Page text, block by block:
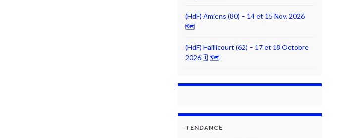
(HdF) Amiens (80) – 14 et 15 Nov. 2026
🗺
(HdF) Haillicourt (62) – 17 et 18 Octobre
2026 🗓 🗺
TENDANCE